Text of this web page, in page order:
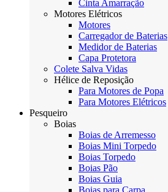
Cinta Amarração
Motores Elétricos
Motores
Carregador de Baterias
Medidor de Baterias
Capa Protetora
Colete Salva Vidas
Hélice de Reposição
Para Motores de Popa
Para Motores Elétricos
Pesqueiro
Boias
Boias de Arremesso
Boias Mini Torpedo
Boias Torpedo
Boias Pão
Boias Guia
Boias para Carpa